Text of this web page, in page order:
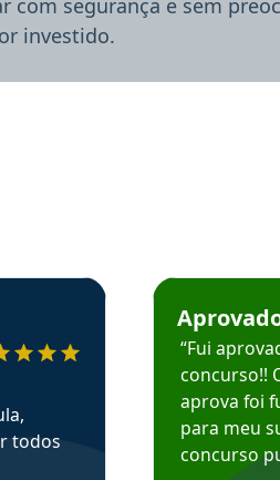
investido.
o Aprova Concursos em
todos
Estudante Mário
“Fui
concurso!!
aprova foi
para meu
concurso